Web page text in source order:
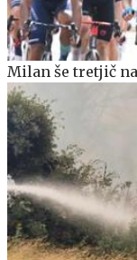
Milan še tretjič